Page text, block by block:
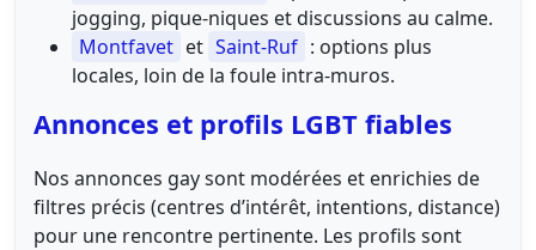
jogging, pique-niques et discussions au calme.
Montfavet et Saint-Ruf : options plus
locales, loin de la foule intra-muros.
Annonces et profils LGBT fiables
Nos annonces gay sont modérées et enrichies de
filtres précis (centres d’intérêt, intentions, distance)
pour une rencontre pertinente. Les profils sont